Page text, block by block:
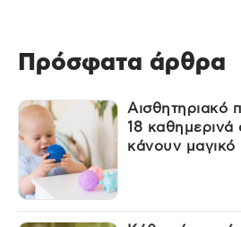
Πρόσφατα άρθρα
Αισθητηριακό
18 καθημερινά
κάνουν μαγικό